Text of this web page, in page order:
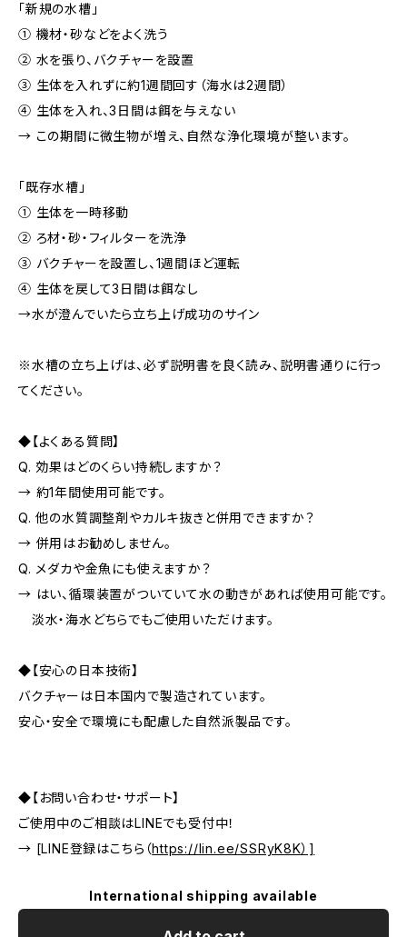
「新規の水槽」
① 機材・砂などをよく洗う
② 水を張り、バクチャーを設置
③ 生体を入れずに約1週間回す（海水は2週間）
④ 生体を入れ、3日間は餌を与えない
→ この期間に微生物が増え、自然な浄化環境が整います。
「既存水槽」
① 生体を一時移動
② ろ材・砂・フィルターを洗浄
③ バクチャーを設置し、1週間ほど運転
④ 生体を戻して3日間は餌なし
→水が澄んでいたら立ち上げ成功のサイン
※水槽の立ち上げは、必ず説明書を良く読み、説明書通りに行っ
てください。
◆【よくある質問】
Q. 効果はどのくらい持続しますか？
→ 約1年間使用可能です。
Q. 他の水質調整剤やカルキ抜きと併用できますか？
→ 併用はお勧めしません。
Q. メダカや金魚にも使えますか？
→ はい、循環装置がついていて水の動きがあれば使用可能です。
淡水・海水どちらでもご使用いただけます。
◆【安心の日本技術】
バクチャーは日本国内で製造されています。
安心・安全で環境にも配慮した自然派製品です。
◆【お問い合わせ・サポート】
ご使用中のご相談はLINEでも受付中！
→ [LINE登録はこちら（https://lin.ee/SSRyK8K）]
International shipping available